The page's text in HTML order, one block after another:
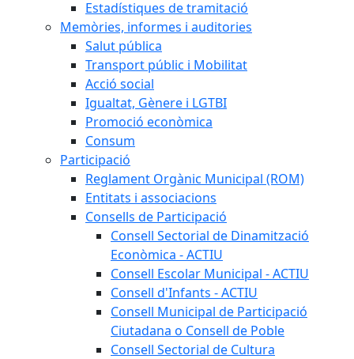
Estadístiques de tramitació
Memòries, informes i auditories
Salut pública
Transport públic i Mobilitat
Acció social
Igualtat, Gènere i LGTBI
Promoció econòmica
Consum
Participació
Reglament Orgànic Municipal (ROM)
Entitats i associacions
Consells de Participació
Consell Sectorial de Dinamització
Econòmica - ACTIU
Consell Escolar Municipal - ACTIU
Consell d'Infants - ACTIU
Consell Municipal de Participació
Ciutadana o Consell de Poble
Consell Sectorial de Cultura